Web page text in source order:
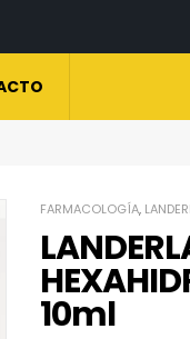
FARMACOLOGÍA,
10ml